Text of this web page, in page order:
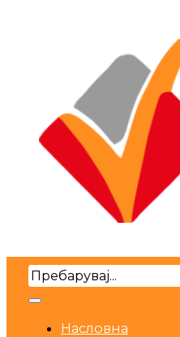
Search
Насловна